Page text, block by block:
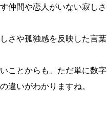
仲間や恋人がいない寂しさ
さや孤独感を反映した言葉
ことからも、ただ単に数字
違いがわかりますね。